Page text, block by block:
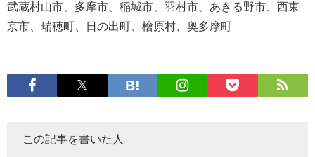
武蔵村山市、多摩市、稲城市、羽村市、あきる野市、西東
京市、瑞穂町、日の出町、檜原村、奥多摩町
この記事を書いた人